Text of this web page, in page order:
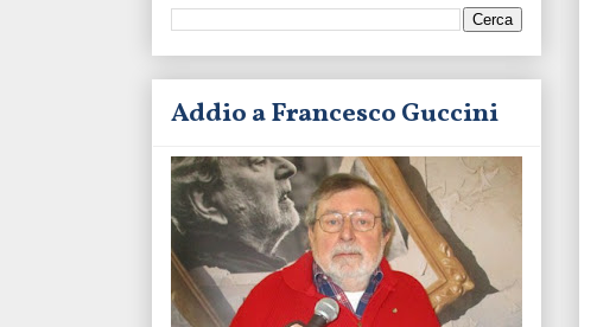
Addio a Francesco Guccini